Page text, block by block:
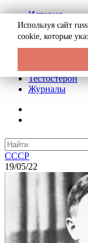
История
Биография
Криминал
Реклама на
Тестостерон
Журналы
СССР
19/05/22
Используя сайт
cookie, которые